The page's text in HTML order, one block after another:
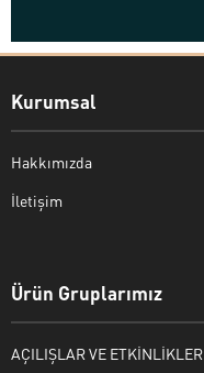
Kurumsal
Hakkımızda
İletişim
Ürün Gruplarımız
AÇILIŞLAR VE ETKİNLİKLER